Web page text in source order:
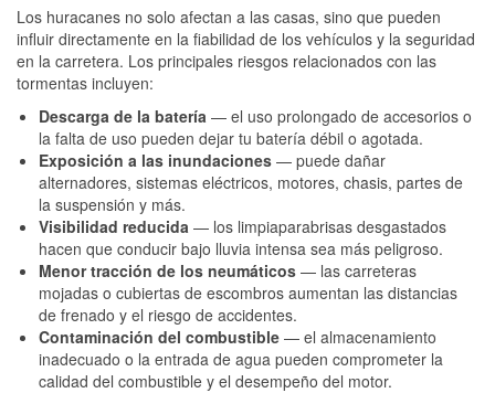
Los huracanes no solo afectan a las casas, sino que pueden
influir directamente en la fiabilidad de los vehículos y la seguridad
en la carretera. Los principales riesgos relacionados con las
tormentas incluyen:
Descarga de la batería — el uso prolongado de accesorios o
la falta de uso pueden dejar tu batería débil o agotada.
Exposición a las inundaciones — puede dañar
alternadores, sistemas eléctricos, motores, chasis, partes de
la suspensión y más.
Visibilidad reducida — los limpiaparabrisas desgastados
hacen que conducir bajo lluvia intensa sea más peligroso.
Menor tracción de los neumáticos — las carreteras
mojadas o cubiertas de escombros aumentan las distancias
de frenado y el riesgo de accidentes.
Contaminación del combustible — el almacenamiento
inadecuado o la entrada de agua pueden comprometer la
calidad del combustible y el desempeño del motor.